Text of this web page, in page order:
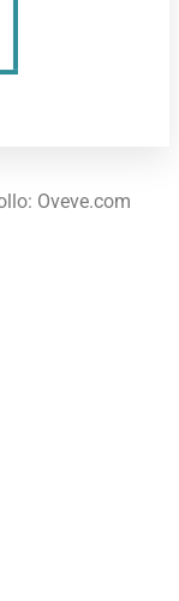
Oveve.com